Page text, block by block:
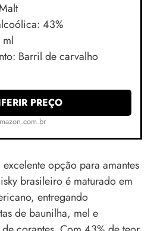
43%
Barril de carvalho
PREÇO
opção para amantes
brasileiro é maturado em
entregando
de baunilha, mel e